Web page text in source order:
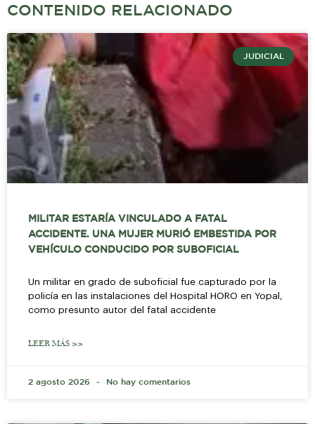
CONTENIDO RELACIONADO
JUDICIAL
MILITAR ESTARÍA VINCULADO A FATAL
ACCIDENTE. UNA MUJER MURIÓ EMBESTIDA POR
VEHÍCULO CONDUCIDO POR SUBOFICIAL
Un militar en grado de suboficial fue capturado por la
policía en las instalaciones del Hospital HORO en Yopal,
como presunto autor del fatal accidente
LEER MÁS >>
2 agosto 2026 No hay comentarios